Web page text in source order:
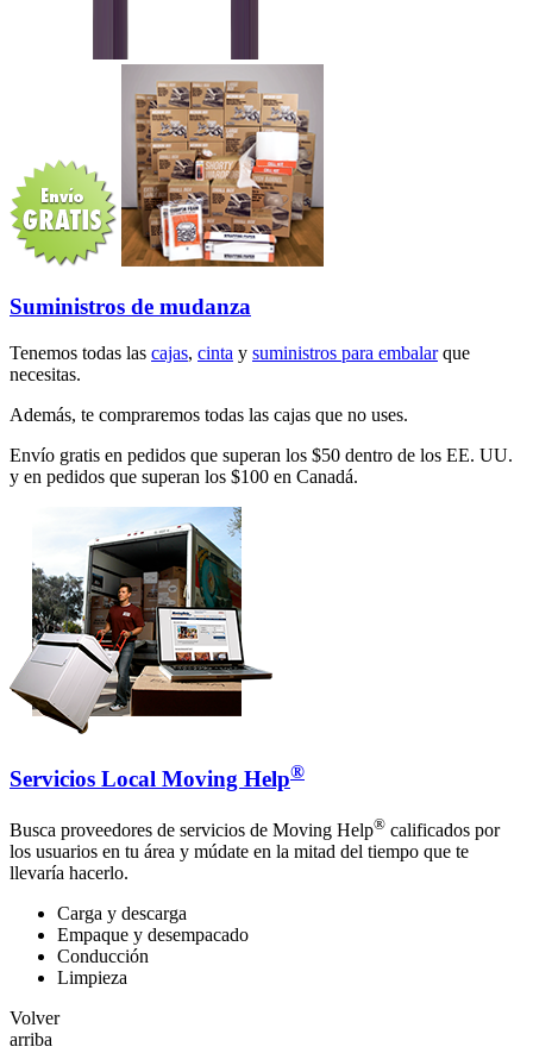
Suministros de mudanza
Tenemos todas las cajas, cinta y suministros para embalarque
necesitas.
Además, te compraremos todas las cajas que no uses.
Envío gratis en pedidos que superan los $50 dentro de los EE. UU.
y en pedidos que superan los $100 en Canadá.
Servicios Local Moving Help®
Busca proveedores de servicios de Moving Help® calificados por
los usuarios en tu área y múdate en la mitad del tiempo que te
llevaría hacerlo.
Carga y descarga
Empaque y desempacado
Conducción
Limpieza
Volver
arriba